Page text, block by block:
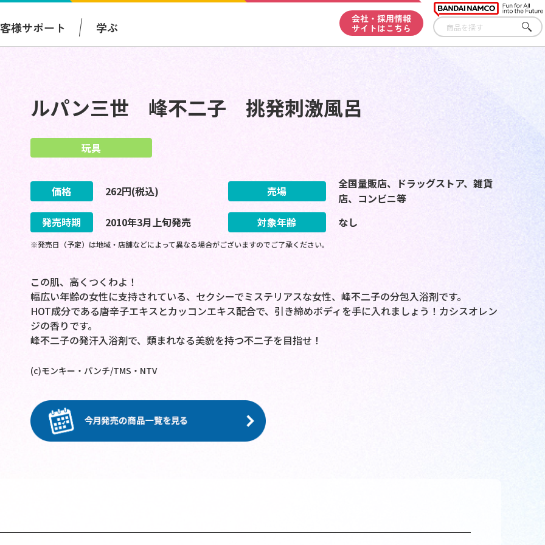
様サポート 学ぶ
会社・採用情報
サイトはこちら
さが
す
ルパン三世 峰不二子 挑発刺激風呂
玩具
価格 262円(税込) 売場
全国量販店、ドラッグストア、雑貨
店、コンビニ等
発売時期
2010年3月上旬発売 対象年齢 なし
※発売日（予定）は地域・店舗などによって異なる場合がございますのでご了承ください。
この肌、高くつくわよ！
幅広い年齢の女性に支持されている、セクシーでミステリアスな女性、峰不二子の分包入浴剤です。
HOT成分である唐辛子エキスとカッコンエキス配合で、引き締めボディを手に入れましょう！カシスオレン
ジの香りです。
峰不二子の発汗入浴剤で、類まれなる美貌を持つ不二子を目指せ！
(c)モンキー・パンチ/TMS・NTV